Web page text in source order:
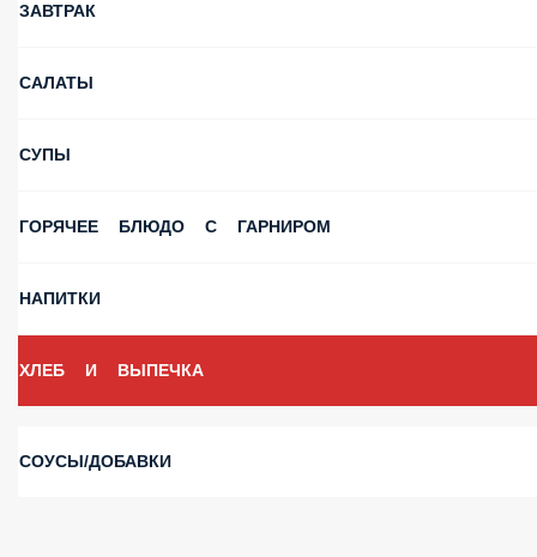
ЗАВТРАК
САЛАТЫ
СУПЫ
ГОРЯЧЕЕ БЛЮДО С ГАРНИРОМ
НАПИТКИ
ХЛЕБ И ВЫПЕЧКА
СОУСЫ/ДОБАВКИ